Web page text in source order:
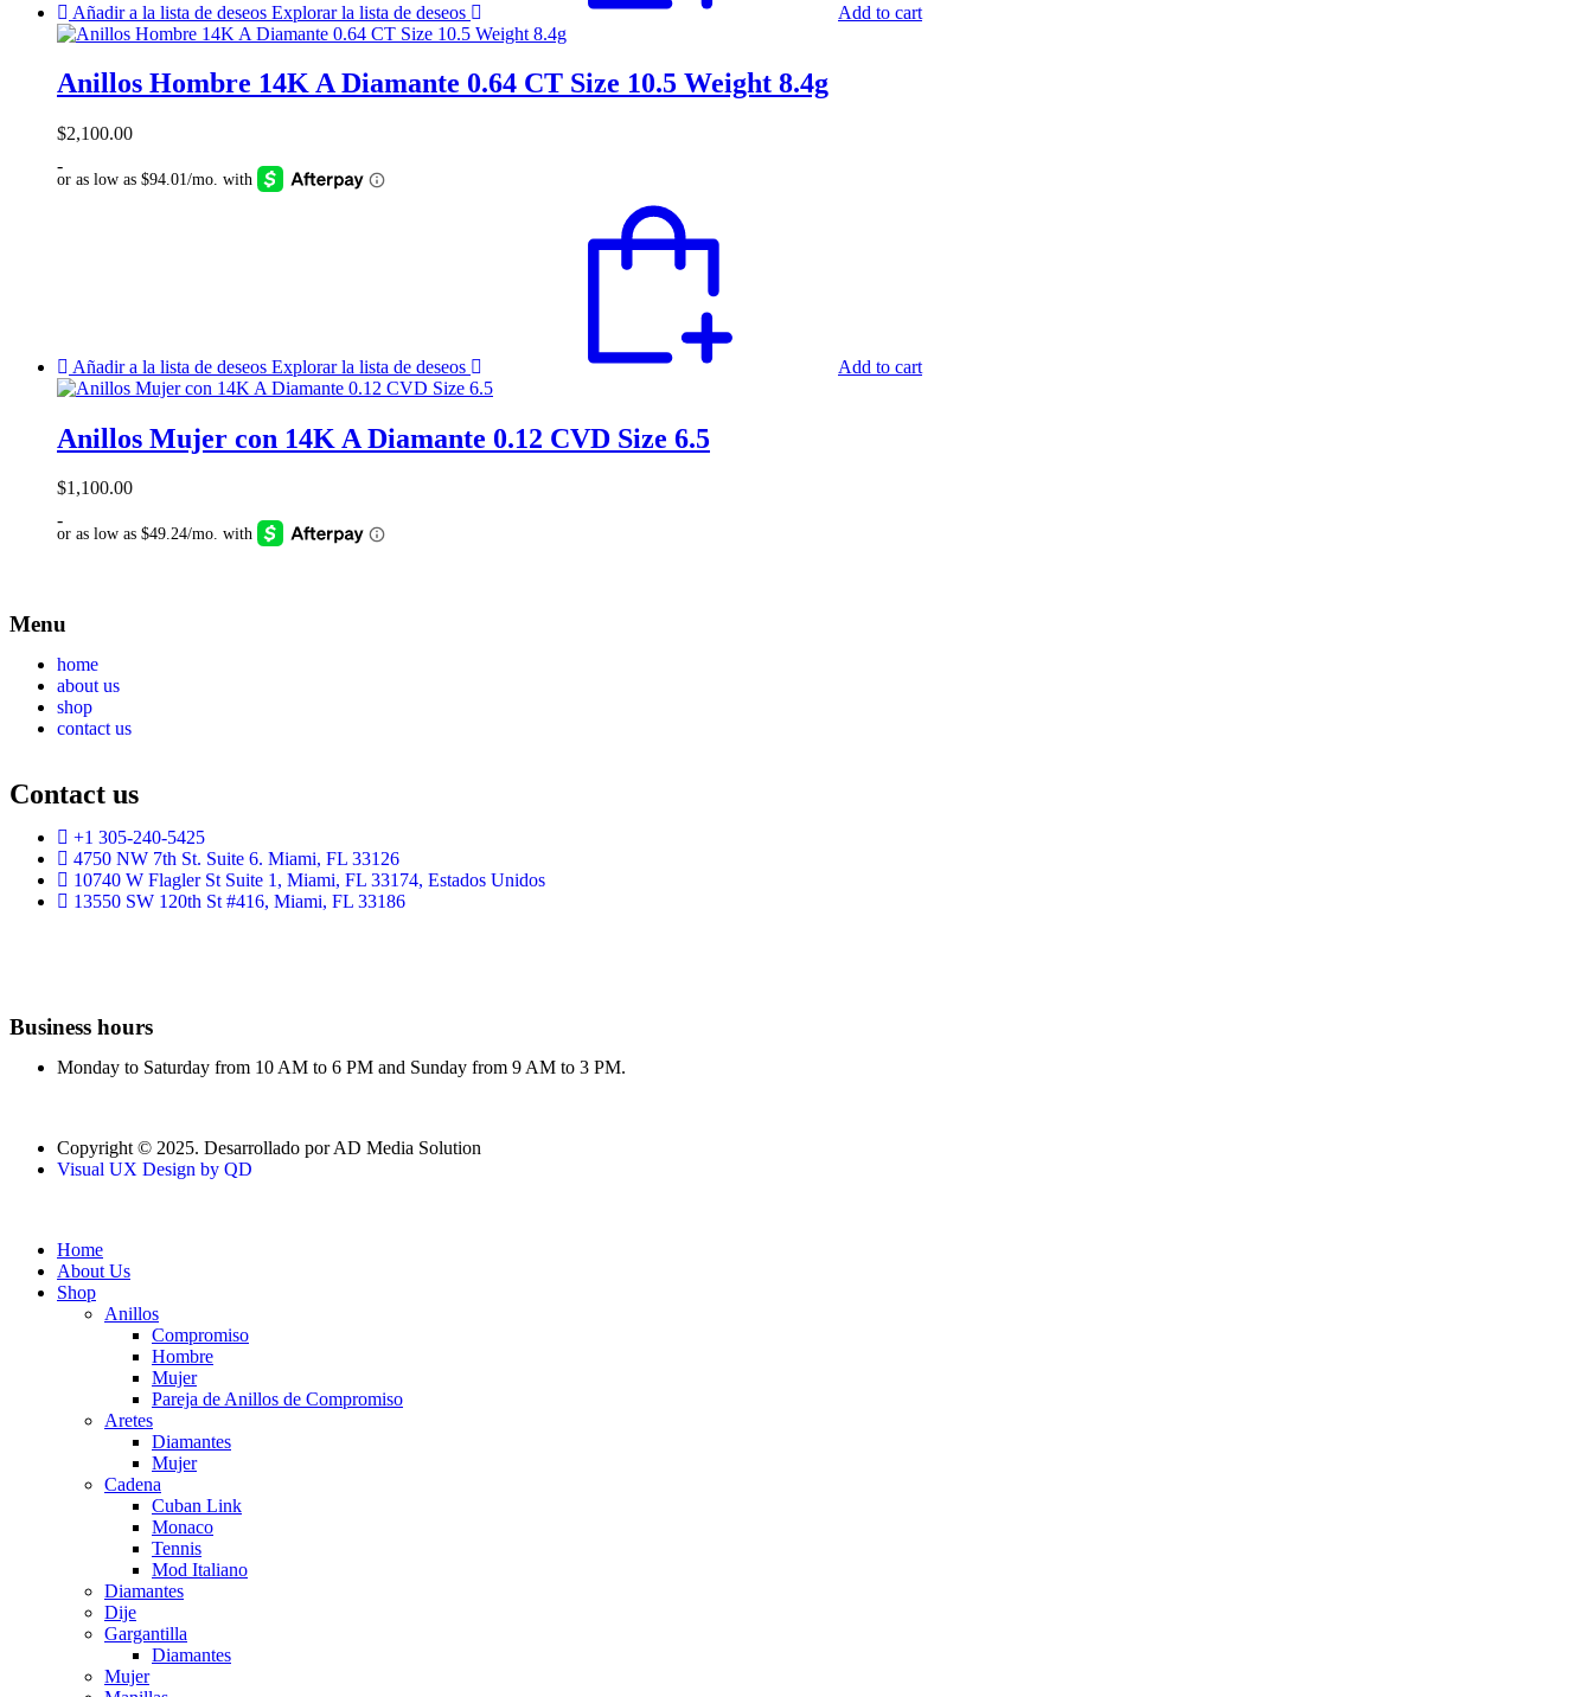
Añadir a la lista de deseos Explorar la lista de deseos Add to cart
Anillos Hombre 14K A Diamante 0.64 CT Size 10.5 Weight 8.4g
$2,100.00
-
Añadir a la lista de deseos Explorar la lista de deseos Add to cart
Anillos Mujer con 14K A Diamante 0.12 CVD Size 6.5
$1,100.00
-
Menu
home
about us
shop
contact us
Contact us
+1 305-240-5425
4750 NW 7th St. Suite 6. Miami, FL 33126
10740 W Flagler St Suite 1, Miami, FL 33174, Estados Unidos
13550 SW 120th St #416, Miami, FL 33186
Business hours
Monday to Saturday from 10 AM to 6 PM and Sunday from 9 AM to 3 PM.
Copyright © 2025. Desarrollado por AD Media Solution
Visual UX Design by QD
Home
About Us
Shop
Anillos
Compromiso
Hombre
Mujer
Pareja de Anillos de Compromiso
Aretes
Diamantes
Mujer
Cadena
Cuban Link
Monaco
Tennis
Mod Italiano
Diamantes
Dije
Gargantilla
Diamantes
Mujer